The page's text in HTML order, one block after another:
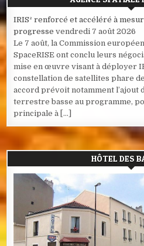
IRIS² renforcé et accéléré à
progresse vendredi 7 août 2026
Le 7 août, la Commission
SpaceRISE ont conclu leurs
mise en œuvre visant à déployer
constellation de satellites phare
accord prévoit notamment l’ajout
terrestre basse au programme,
principale à […]
HÔTEL DES